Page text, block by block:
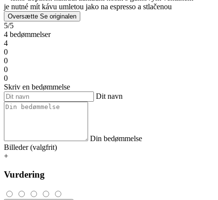
je nutné mít kávu umletou jako na espresso a stlačenou
Oversætte Se originalen
5/5
4 bedømmelser
4
0
0
0
0
Skriv en bedømmelse
Dit navn
Din bedømmelse
Billeder (valgfrit)
+
Vurdering